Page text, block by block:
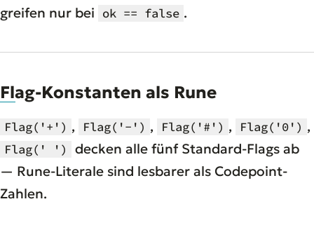
greifen nur bei ok == false .
Flag-Konstanten als Rune
Flag('+') , Flag('-') , Flag('#') , Flag('0') ,
Flag(' ')
decken alle fünf Standard-Flags ab
— Rune-Literale sind lesbarer als Codepoint-
Zahlen.